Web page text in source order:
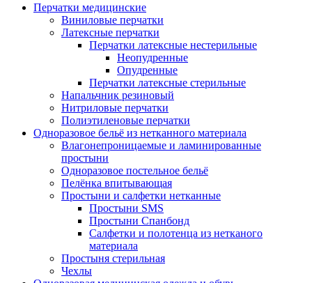
Перчатки медицинские
Виниловые перчатки
Латексные перчатки
Перчатки латексные нестерильные
Неопудренные
Опудренные
Перчатки латексные стерильные
Напальчник резиновый
Нитриловые перчатки
Полиэтиленовые перчатки
Одноразовое бельё из нетканного материала
Влагонепроницаемые и ламинированные
простыни
Одноразовое постельное бельё
Пелёнка впитывающая
Простыни и салфетки нетканные
Простыни SMS
Простыни Спанбонд
Салфетки и полотенца из нетканого
материала
Простыня стерильная
Чехлы